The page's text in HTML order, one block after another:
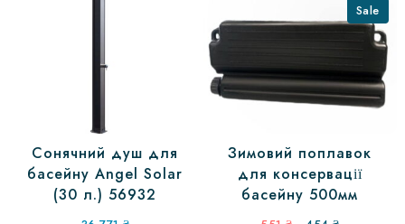
Сонячний душ для
басейну Angel Solar
(30 л.) 56932
Sale
Зимовий поплавок
для консервації
басейну 500мм